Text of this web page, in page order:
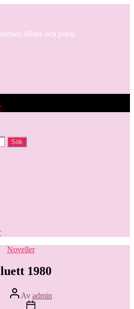
dikter och poesi
Kategorier
Noveller
1980
Inläggsförfattare
Av admin
Inläggsdatum